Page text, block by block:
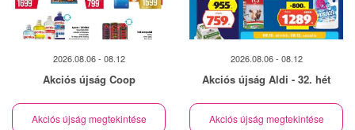
2026.08.06 - 08.12
Akciós újság Coop
Akciós újság megtekintése
2026.08.06 - 08.12
Akciós újság Aldi - 32. hét
Akciós újság megtekintése